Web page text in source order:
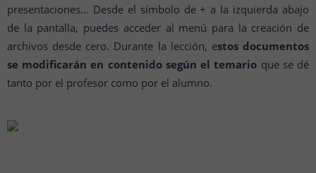
presentaciones… Desde el símbolo de + a la izquierda abajo
de la pantalla, puedes acceder al menú para la creación de
archivos desde cero. Durante la lección, estos documentos
se modificarán en contenido según el temario que se dé
tanto por el profesor como por el alumno.